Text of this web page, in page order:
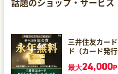
話題のショップ・サービス
三井住友カー
ド（カード発行
最大24,000P